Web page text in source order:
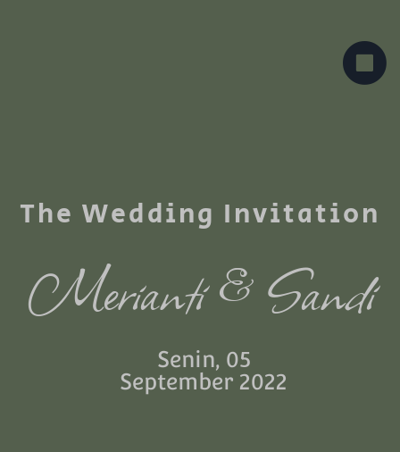
The Wedding Invitation
Merianti & Sandi
Senin, 05
September 2022